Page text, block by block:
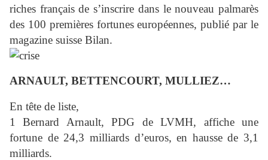
riches français de s’inscrire dans le nouveau palmarès
des 100 premières fortunes européennes, publié par le
magazine suisse Bilan.
ARNAULT, BETTENCOURT, MULLIEZ…
En tête de liste,
1 Bernard Arnault, PDG de LVMH, affiche une
fortune de 24,3 milliards d’euros, en hausse de 3,1
milliards.